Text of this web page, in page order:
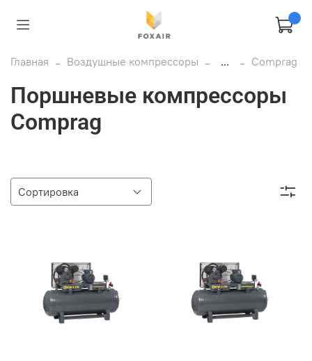
Главная Воздушные компрессоры ... Comprag
Поршневые компрессоры
Comprag